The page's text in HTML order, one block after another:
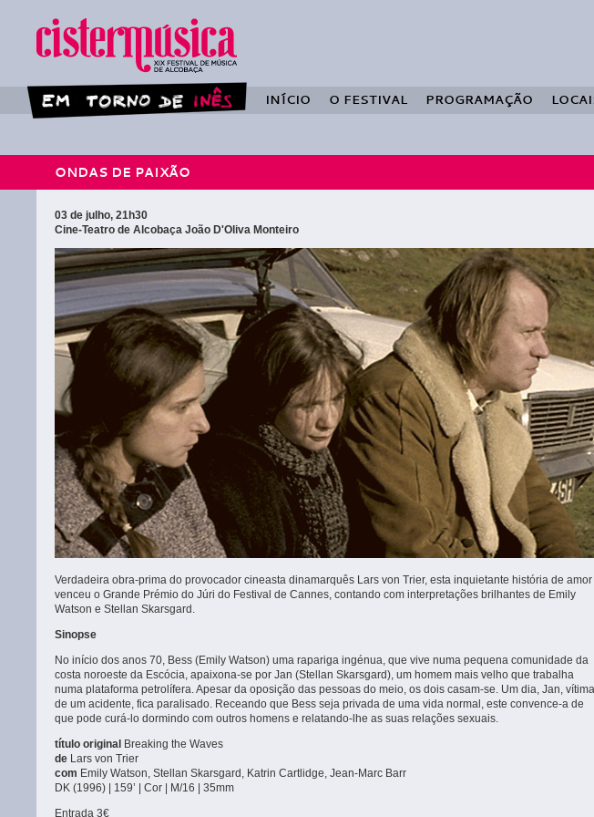
INÍCIO O FESTIVAL PROGRAMAÇÃO
ONDAS DE PAIXÃO
03 de julho, 21h30
Cine-Teatro de Alcobaça João D'Oliva Monteiro
Verdadeira obra-prima do provocador cineasta dinamarquês Lars von Trier, esta inquietante história de amor
venceu o Grande Prémio do Júri do Festival de Cannes, contando com interpretações brilhantes de Emily
Watson e Stellan Skarsgard.
Sinopse
No início dos anos 70, Bess (Emily Watson) uma rapariga ingénua, que vive numa pequena comunidade da
costa noroeste da Escócia, apaixona-se por Jan (Stellan Skarsgard), um homem mais velho que trabalha
numa plataforma petrolífera. Apesar da oposição das pessoas do meio, os dois casam-se. Um dia, Jan, vítima
de um acidente, fica paralisado. Receando que Bess seja privada de uma vida normal, este convence-a de
que pode curá-lo dormindo com outros homens e relatando-lhe as suas relações sexuais.
título original Breaking the Waves
de Lars von Trier
com Emily Watson, Stellan Skarsgard, Katrin Cartlidge, Jean-Marc Barr
DK (1996) | 159’ | Cor | M/16 | 35mm
Entrada 3€